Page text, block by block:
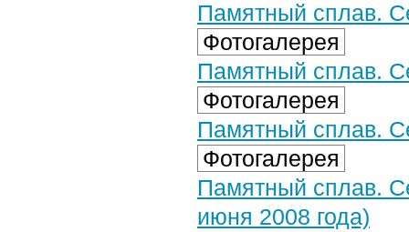
Памятный сплав.
Фотогалерея
Памятный сплав.
Фотогалерея
Памятный сплав.
Фотогалерея
Памятный сплав.
июня 2008 года)